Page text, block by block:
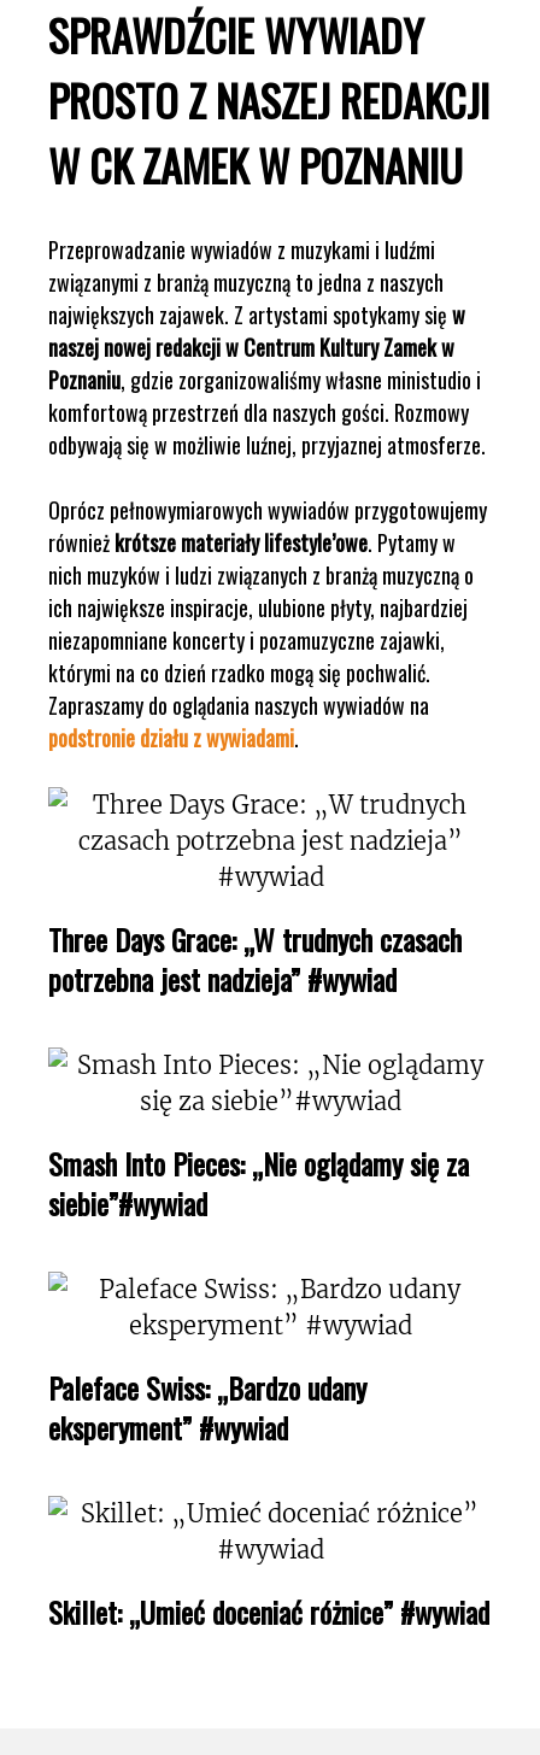
SPRAWDŹCIE WYWIADY
PROSTO Z NASZEJ REDAKCJI
W CK ZAMEK W POZNANIU
Przeprowadzanie wywiadów z muzykami i ludźmi
związanymi z branżą muzyczną to jedna z naszych
największych zajawek. Z artystami spotykamy sięw
naszej nowej redakcji w Centrum Kultury Zamek w
Poznaniu, gdzie zorganizowaliśmy własne ministudio i
komfortową przestrzeń dla naszych gości. Rozmowy
odbywają się w możliwie luźnej, przyjaznej atmosferze.
Oprócz pełnowymiarowych wywiadów przygotowujemy
równieżkrótsze materiały lifestyle’owe. Pytamy w
nich muzyków i ludzi związanych z branżą muzyczną o
ich największe inspiracje, ulubione płyty, najbardziej
niezapomniane koncerty i pozamuzyczne zajawki,
którymi na co dzień rzadko mogą się pochwalić.
Zapraszamy do oglądania naszych wywiadów na
podstronie działu z wywiadami.
Three Days Grace: „W trudnych czasach
potrzebna jest nadzieja” #wywiad
Smash Into Pieces: „Nie oglądamy się za
siebie”#wywiad
Paleface Swiss: „Bardzo udany
eksperyment” #wywiad
Skillet: „Umieć doceniać różnice” #wywiad